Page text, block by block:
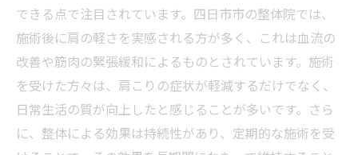
できる点で注目されています。四日市市の整体院では、
施術後に肩の軽さを実感される方が多く、これは血流の
改善や筋肉の緊張緩和によるものとされています。施術
を受けた方々は、肩こりの症状が軽減するだけでなく、
日常生活の質が向上したと感じることが多いです。さら
に、整体による効果は持続性があり、定期的な施術を受